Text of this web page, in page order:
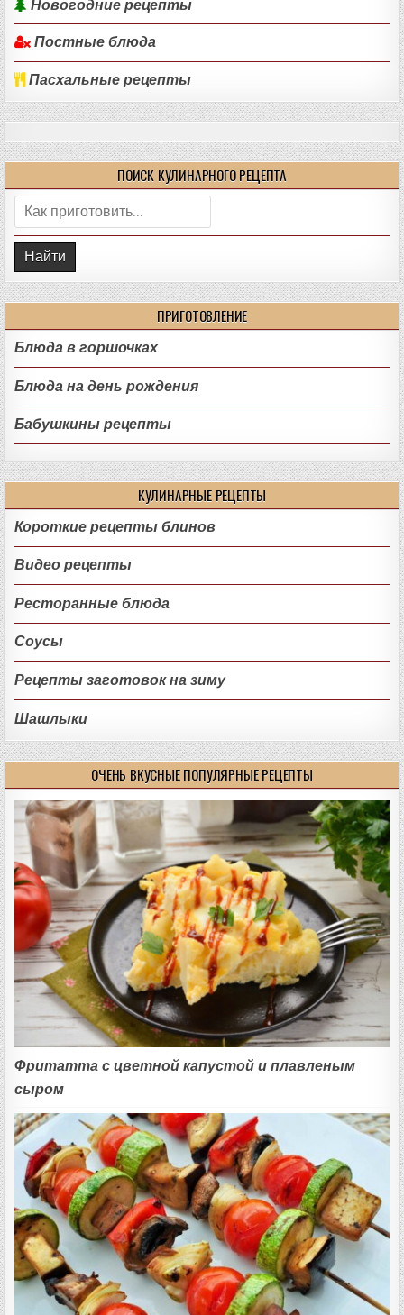
Новогодние рецепты
Постные блюда
Пасхальные рецепты
ПОИСК КУЛИНАРНОГО РЕЦЕПТА
Поиск:
ПРИГОТОВЛЕНИЕ
Блюда в горшочках
Блюда на день рождения
Бабушкины рецепты
КУЛИНАРНЫЕ РЕЦЕПТЫ
Короткие рецепты блинов
Видео рецепты
Ресторанные блюда
Соусы
Рецепты заготовок на зиму
Шашлыки
ОЧЕНЬ ВКУСНЫЕ ПОПУЛЯРНЫЕ РЕЦЕПТЫ
Фритатта с цветной капустой и плавленым
сыром